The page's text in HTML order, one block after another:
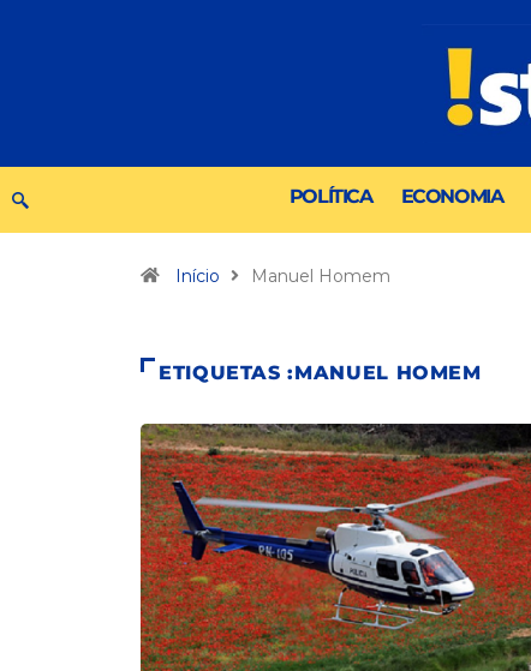
POLÍTICA ECONOMIA
Início Manuel Homem
ETIQUETAS :MANUEL HOMEM